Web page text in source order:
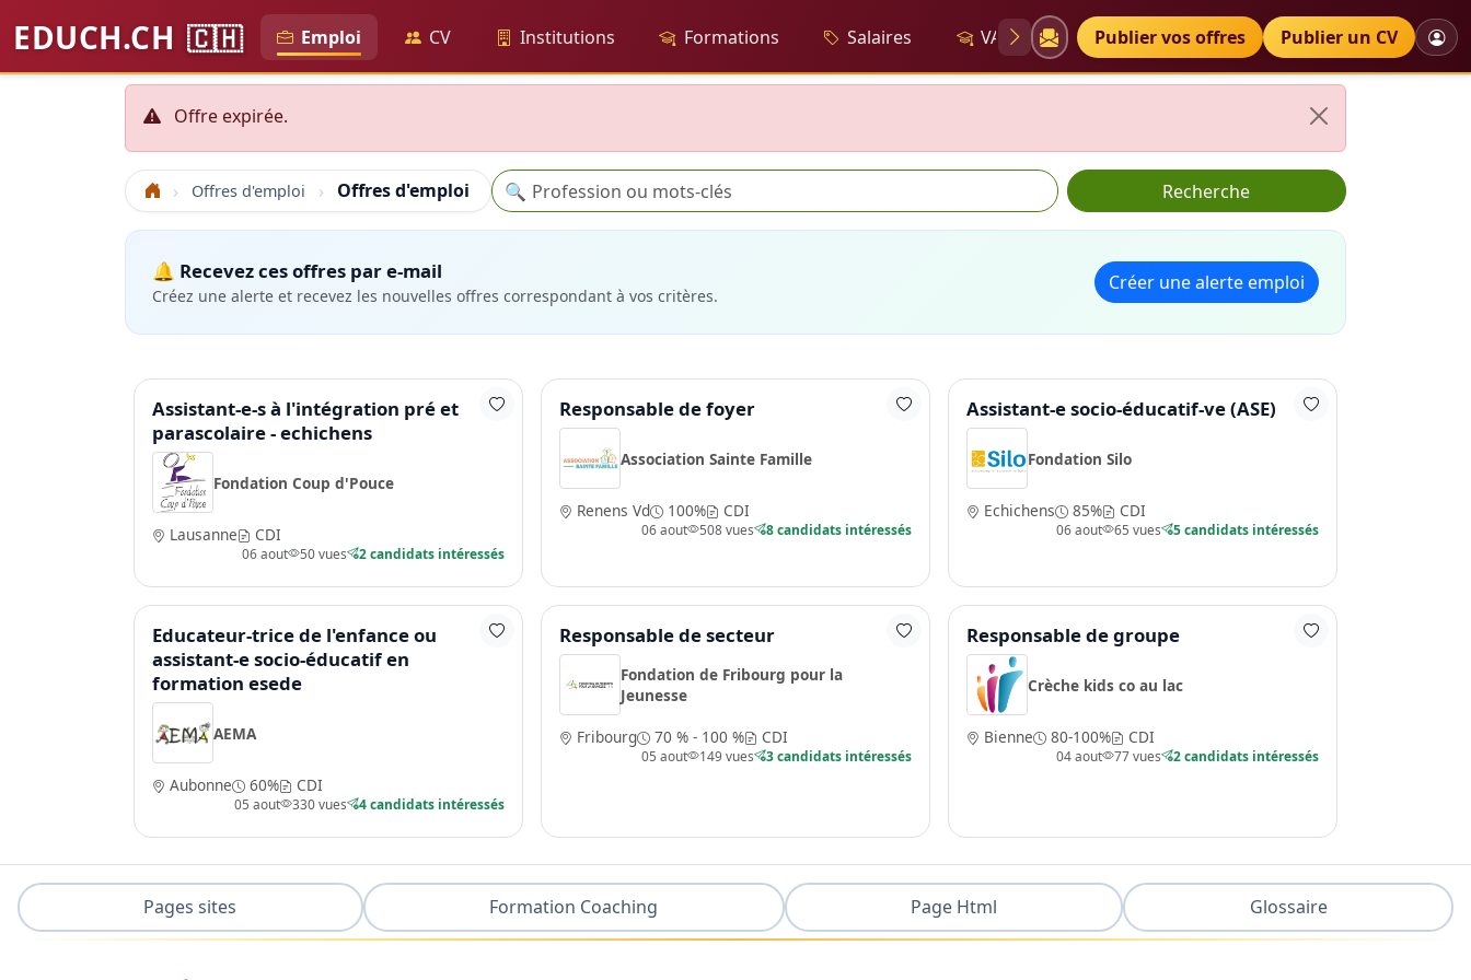
EDUCH.CH 🇨🇭 Emploi CV Institutions Formations Salaires VAE Diplômes Petites annonces
Publier vos offres Publier un CV
Offre expirée.
Accueil Offres d'emploi Offres d'emploi Recherche
🔍 Recherche
🔔 Recevez ces offres par e-mail
Créez une alerte et recevez les nouvelles offres correspondant à vos critères.
Créer une alerte emploi
Assistant-e-s à l'intégration pré et
parascolaire - echichens
Fondation Coup d'Pouce
Lausanne CDI
06 aout 50 vues 2 candidats intéressés
Responsable de foyer
Association Sainte Famille
Renens Vd 100% CDI
06 aout 508 vues 8 candidats intéressés
Assistant-e socio-éducatif-ve (ASE)
Fondation Silo
Echichens 85% CDI
06 aout 65 vues 5 candidats intéressés
Educateur-trice de l'enfance ou
assistant-e socio-éducatif en
formation esede
AEMA
Aubonne 60% CDI
05 aout 330 vues 4 candidats intéressés
Responsable de secteur
Fondation de Fribourg pour la
Jeunesse
Fribourg
70 % - 100 % CDI
05 aout 149 vues 3 candidats intéressés
Responsable de groupe
Crèche kids co au lac
Bienne 80-100% CDI
04 aout 77 vues 2 candidats intéressés
Pages sites Formation Coaching Page Html Glossaire